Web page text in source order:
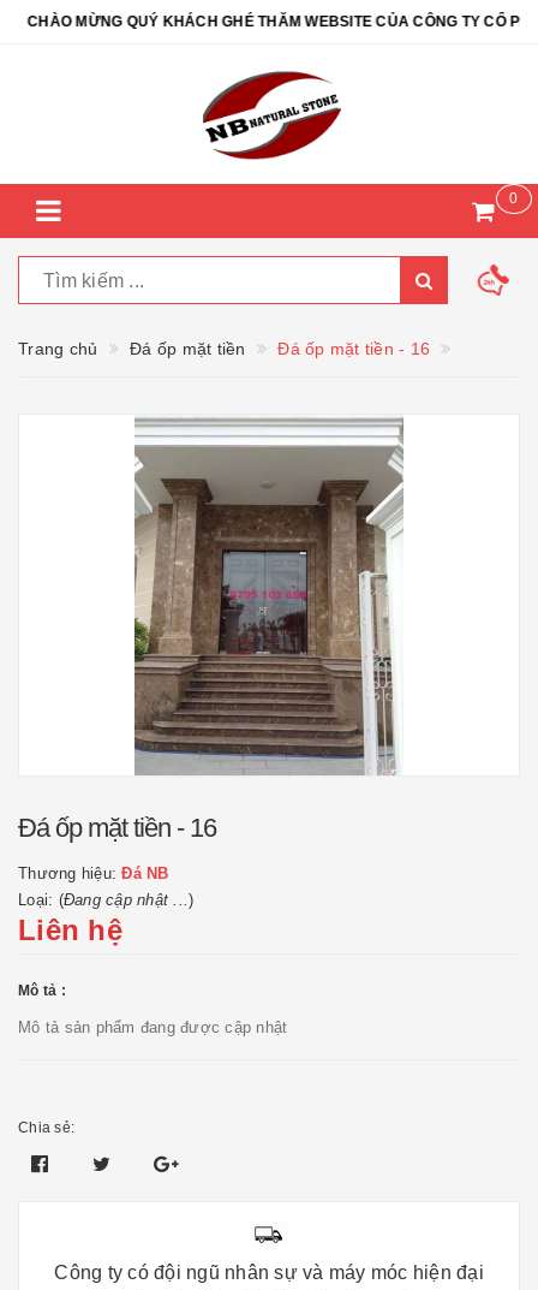
CHÀO MỪNG QUÝ KHÁCH GHÉ THĂM WEBSITE CỦA CÔNG TY CỔ
0
Trang chủ Đá ốp mặt tiền Đá ốp mặt tiền - 16
Đá ốp mặt tiền - 16
Thương hiệu:Đá NB
Loại: (Đang cập nhật ...)
Liên hệ
Mô tả :
Mô tả sản phẩm đang được cập nhật
Chia sẻ:
Công ty có đội ngũ nhân sự và máy móc hiện đại